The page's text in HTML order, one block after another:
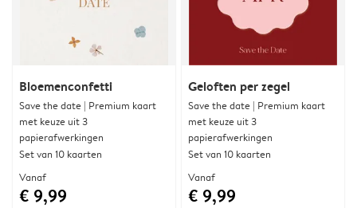
Bloemenconfetti
Save the date | Premium kaart
met keuze uit 3
papierafwerkingen
Set van 10 kaarten
Vanaf
€ 9,99
Geloften per zegel
Save the date | Premium kaart
met keuze uit 3
papierafwerkingen
Set van 10 kaarten
Vanaf
€ 9,99